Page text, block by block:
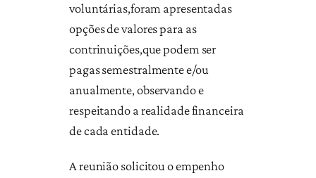
voluntárias,foram apresentadas
opções de valores para as
contrinuições,que podem ser
pagas semestralmente e/ou
anualmente, observando e
respeitando a realidade financeira
de cada entidade.
A reunião solicitou o empenho